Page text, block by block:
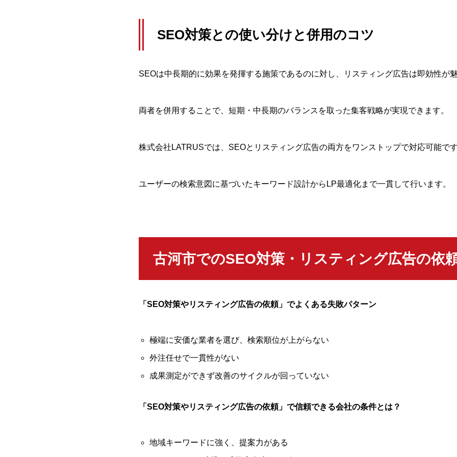
SEO対策との使い分けと併用のコツ
SEOは中長期的に効果を発揮する施策であるのに対し、リスティング広告は即効性が魅
両者を併用することで、短期・中長期のバランスを取った集客戦略が実現できます。
株式会社LATRUSでは、SEOとリスティング広告の両方をワンストップで対応可能です
ユーザーの検索意図に基づいたキーワード設計からLP最適化まで一貫して行います。
古河市でのSEO対策・リスティング広告の依
「SEO対策やリスティング広告の依頼」でよくある失敗パターン
極端に安価な業者を選び、検索順位が上がらない
外注任せで一貫性がない
成果測定ができず改善のサイクルが回っていない
「SEO対策やリスティング広告の依頼」で信頼できる会社の条件とは？
地域キーワードに強く、提案力がある